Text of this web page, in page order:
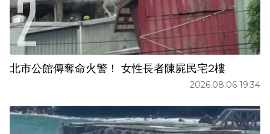
北市公館傳奪命火警！ 女性長者陳屍民宅2樓
2026.08.06 19:34